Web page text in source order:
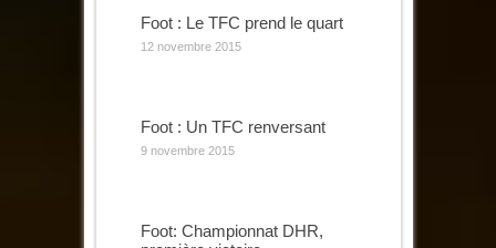
Foot : Le TFC prend le quart
12 novembre 2015
Foot : Un TFC renversant
9 novembre 2015
Foot: Championnat DHR,